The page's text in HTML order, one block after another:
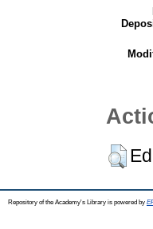
Repository of the Academy's Library is powered by